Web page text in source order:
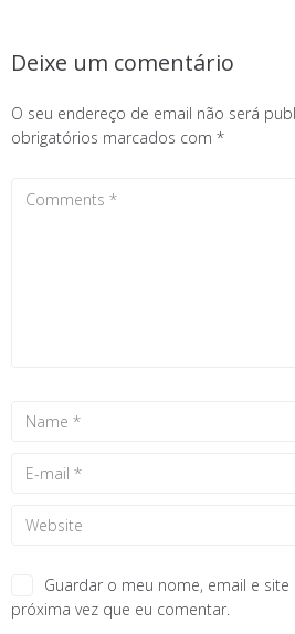
Deixe um comentário
O seu endereço de email não será
obrigatórios marcados com *
Guardar o meu nome, email e
próxima vez que eu comentar.